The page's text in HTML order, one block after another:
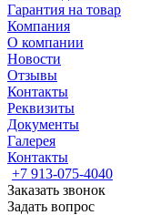
Гарантия на товар
Компания
О компании
Новости
Отзывы
Контакты
Реквизиты
Документы
Галерея
Контакты
+7 913-075-4040
Заказать звонок
Задать вопрос